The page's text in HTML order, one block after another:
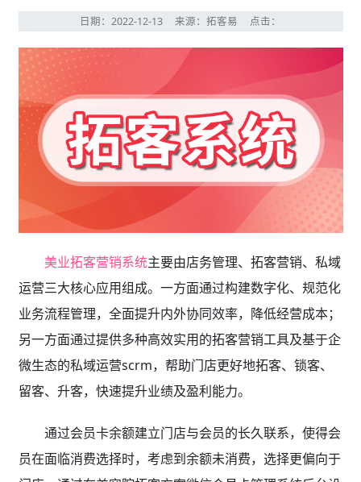
日期：2022-12-13 来源：拓客易 点击：
美业拓客营销系统主要由店务管理、拓客营销、私域
运营三大核心应用组成。一方面通过构建数字化、规范化
业务流程管理，全面提升内外协同效率，降低经营成本；
另一方面通过提供多种高效实用的拓客营销工具及基于企
微生态的私域运营scrm，帮助门店更好地拓客、锁客、
留客、升客，快速提升业绩及盈利能力。
通过会员卡余额建立门店与会员的长久联系，使得会
员在面临消费选择时，考虑到余额未消费，选择更偏向于